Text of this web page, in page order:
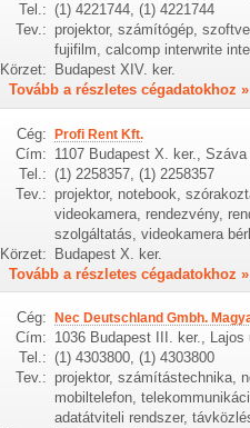
Tel.: (1) 4221744, (1) 4221744
Tev.: projektor, számítógép,
fujifilm, calcomp interwrite
Körzet:
Budapest XIV. ker.
Tovább a részletes cégadatokhoz »
Cég: Profi Rent Kft.
Cím: 1107 Budapest X. ker., Száva
Tel.: (1) 2258357, (1) 2258357
Tev.: projektor, notebook,
videokamera, rendezvény,
szolgáltatás, videokamera
Körzet: Budapest X. ker.
Tovább a részletes cégadatokhoz »
Cég: Nec Deutschland Gmbh.
Cím: 1036 Budapest III. ker., Lajos
Tel.: (1) 4303800, (1) 4303800
Tev.: projektor, számítástechnika,
mobiltelefon,
adatátviteli rendszer,